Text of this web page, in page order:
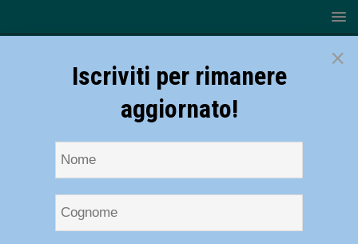
×
Iscriviti per rimanere
aggiornato!